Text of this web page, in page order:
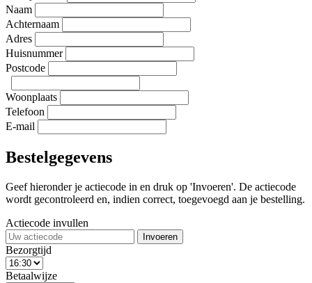
Naam
Achternaam
Adres
Huisnummer
Postcode
Woonplaats
Telefoon
E-mail
Bestelgegevens
Geef hieronder je actiecode in en druk op 'Invoeren'. De actiecode
wordt gecontroleerd en, indien correct, toegevoegd aan je bestelling.
Actiecode invullen
Invoeren
Bezorgtijd
Betaalwijze